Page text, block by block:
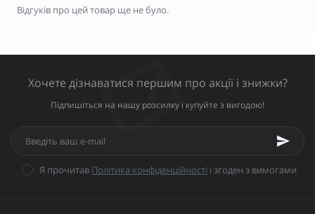
Відгуків про цей товар ще не було.
Хочете дізнаватися першим про акції і знижки?
Підпишіться на нашу розсилку і купуйте з вигодою!
Я прочитав Політика конфіденційності і згоден з вимогами